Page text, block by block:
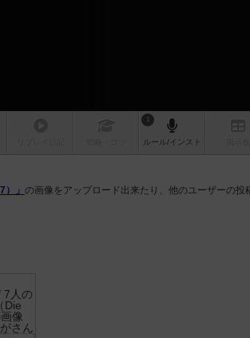
1
ルール/インスト
」 の画像をアップロード出来たり、他のユーザーの投